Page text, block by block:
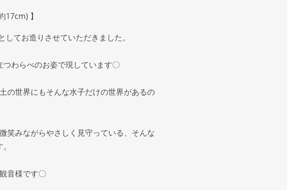
17cm) 】
てお造りさせていただきました。
わらべのお姿で現しています〇
の世界にもそんな水子だけの世界があるの
笑みながらやさしく見守っている、そんな
音様です〇